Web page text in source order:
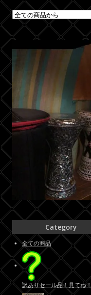
Category
全ての商品
訳ありセール品！見てね！